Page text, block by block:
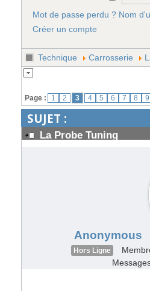
Mot de passe perdu ? Nom
Créer un compte
Technique Carrosserie
Page : 1 2 3 4 5 6 7 8 9
SUJET :
La Probe Tuning
Anonymous
Hors Ligne